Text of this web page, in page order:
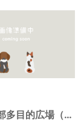
長良川南部多目的広場（岐阜県羽島市）